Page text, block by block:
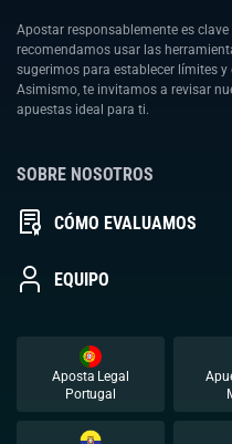
Apostar responsablemente es
recomendamos usar las
sugerimos para establecer límites
Asimismo, te invitamos a revisar
apuestas ideal para ti.
SOBRE NOSOTROS
CÓMO EVALUAMOS
EQUIPO
Aposta Legal
Portugal